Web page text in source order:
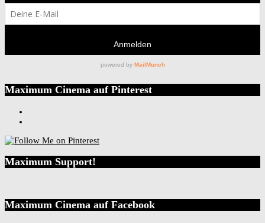
Maximum Cinema auf Pinterest
Maximum Support!
Maximum Cinema auf Facebook